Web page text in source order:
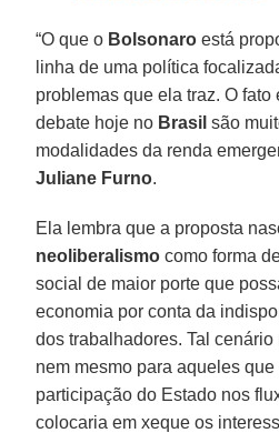
“O que o Bolsonaro está
linha de uma política
problemas que ela traz. O fato
debate hoje no Brasil são
modalidades da renda
Juliane Furno.
Ela lembra que a proposta
neoliberalismo como forma
social de maior porte que
economia por conta da
dos trabalhadores. Tal cenário
nem mesmo para aqueles
participação do Estado nos
colocaria em xeque os